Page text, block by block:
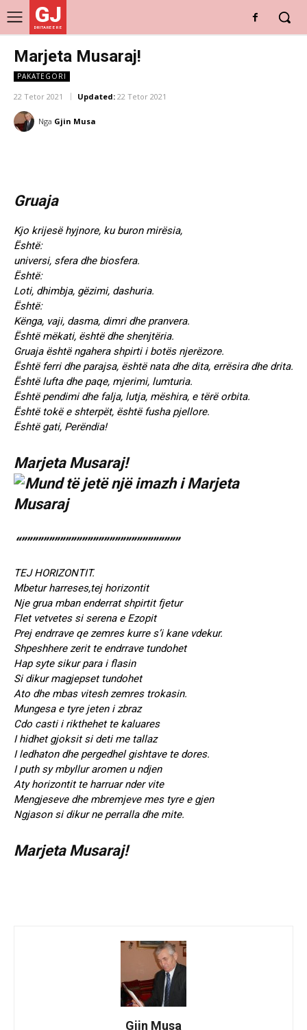
GJ
DRITARE E RE
Marjeta Musaraj!
PAKATEGORI
22 Tetor 2021 Updated: 22 Tetor 2021
Nga Gjin Musa
Gruaja
Kjo krijesë hyjnore, ku buron mirësia,
Është:
universi, sfera dhe biosfera.
Është:
Loti, dhimbja, gëzimi, dashuria.
Është:
Kënga, vaji, dasma, dimri dhe pranvera.
Është mëkati, është dhe shenjtëria.
Gruaja është ngahera shpirti i botës njerëzore.
Është ferri dhe parajsa, është nata dhe dita, errësira dhe drita.
Është lufta dhe paqe, mjerimi, lumturia.
Është pendimi dhe falja, lutja, mëshira, e tërë orbita.
Është tokë e shterpët, është fusha pjellore.
Është gati, Perëndia!
Marjeta Musaraj!
“”””””””””””””””””””””””””””””
TEJ HORIZONTIT.
Mbetur harreses,tej horizontit
Nje grua mban enderrat shpirtit fjetur
Flet vetvetes si serena e Ezopit
Prej endrrave qe zemres kurre s’i kane vdekur.
Shpeshhere zerit te endrrave tundohet
Hap syte sikur para i flasin
Si dikur magjepset tundohet
Ato dhe mbas vitesh zemres trokasin.
Mungesa e tyre jeten i zbraz
Cdo casti i rikthehet te kaluares
I hidhet gjoksit si deti me tallaz
I ledhaton dhe pergedhel gishtave te dores.
I puth sy mbyllur aromen u ndjen
Aty horizontit te harruar nder vite
Mengjeseve dhe mbremjeve mes tyre e gjen
Ngjason si dikur ne perralla dhe mite.
Marjeta Musaraj!
Gjin Musa